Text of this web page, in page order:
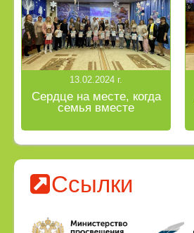
13.02.2024 г.
Сердце на месте, когда
семья вместе
Ссылки